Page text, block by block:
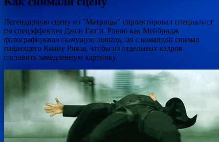
Легендарную сцену из "Матрицы" спроектировал специалист
по спецэффектам Джон Гаэта. Ровно как Мейбридж
фотографировал скачущую лошадь, он с командой снимал
падающего Киану Ривза, чтобы из отдельных кадров
составить замедленную картинку.